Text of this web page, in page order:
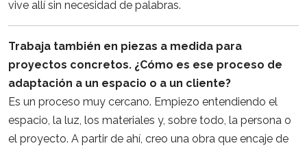
vive allí sin necesidad de palabras.
Trabaja también en piezas a medida para
proyectos concretos. ¿Cómo es ese proceso de
adaptación a un espacio o a un cliente?
Es un proceso muy cercano. Empiezo entendiendo el
espacio, la luz, los materiales y, sobre todo, la persona o
el proyecto. A partir de ahí, creo una obra que encaje de